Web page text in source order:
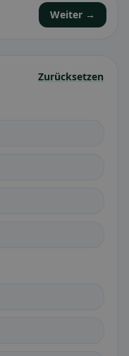
Zurücksetzen
Weiter →